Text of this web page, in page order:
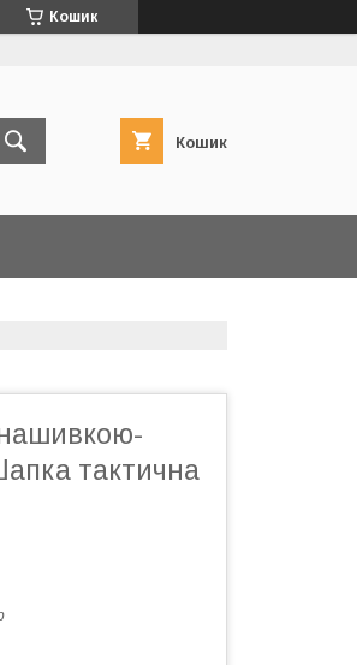
Кошик
Кошик
тактична